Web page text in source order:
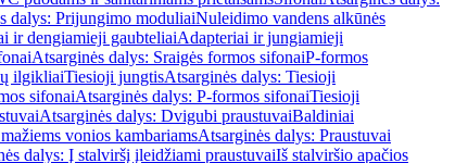
dalys: Prijungimo moduliaiNuleidimo vandens alkūnės
ir dengiamieji gaubteliaiAdapteriai ir jungiamieji
Atsarginės dalys: Sraigės formos sifonaiP-formos
ilgikliaiTiesioji jungtisAtsarginės dalys: Tiesioji
sifonaiAtsarginės dalys: P-formos sifonaiTiesioji
Atsarginės dalys: Dvigubi praustuvaiBaldiniai
vonios kambariamsAtsarginės dalys: Praustuvai
dalys: Į stalviršį įleidžiami praustuvaiIš stalviršio apačios